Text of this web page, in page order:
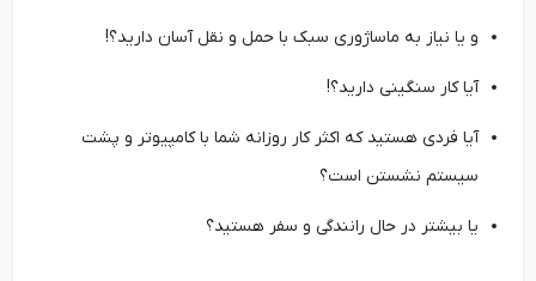
و یا نیاز به ماساژوری سبک با حمل و نقل آسان دارید؟!
آیا کار سنگینی دارید؟!
آیا فردی هستید که اکثر کار روزانه شما با کامپیوتر و پشت
سیستم نشستن است؟
یا بیشتر در حال رانندگی و سفر هستید؟